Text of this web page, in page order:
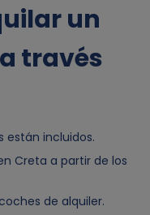
un
través
están incluidos.
Creta a partir de los
de alquiler.